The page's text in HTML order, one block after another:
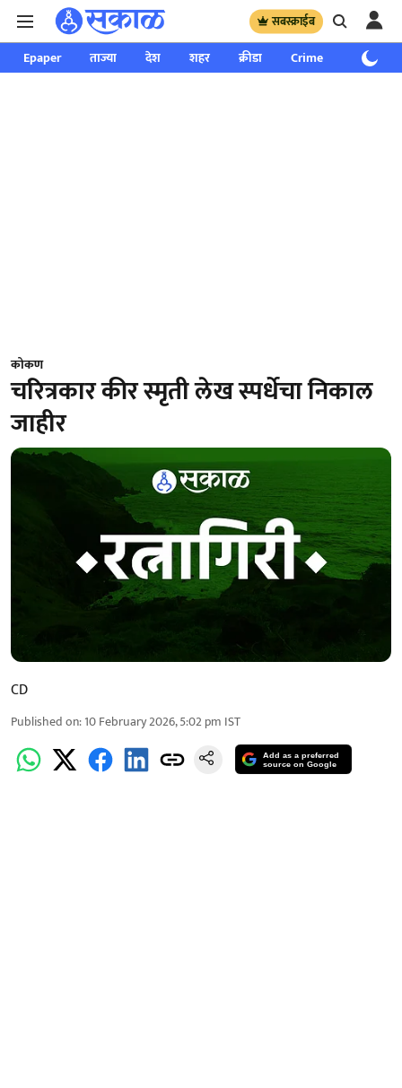
सबस्क्राईब
Epaper ताज्या देश शहर क्रीडा Crime साप्ताहिक
कोकण
चरित्रकार कीर स्मृती लेख स्पर्धेचा निकाल
जाहीर
CD
Published on:10 February 2026, 5:02 pm IST
Add as a preferred
source on Google